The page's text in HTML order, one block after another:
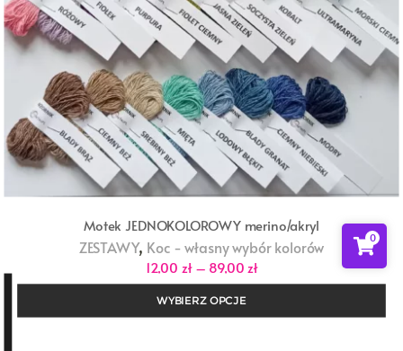
Motek JEDNOKOLOROWY merino/akryl
ZESTAWY, Koc - własny wybór kolorów
12,00 zł – 89,00 złZakres
do
WYBIERZ OPCJE
0